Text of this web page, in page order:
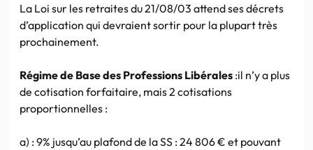
La Loi sur les retraites du 21/08/03 attend ses décrets
d’application qui devraient sortir pour la plupart très
prochainement.
Régime de Base des Professions Libérales :il n’y a plus
de cotisation forfaitaire, mais 2 cotisations
proportionnelles :
a) : 9% jusqu’au plafond de la SS : 24 806 € et pouvant